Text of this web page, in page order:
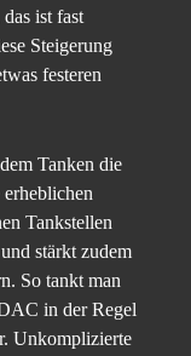
ist fast
Steigerung
festeren
Tanken die
Tankstellen
stärkt zudem
So tankt man
in der Regel
Unkomplizierte